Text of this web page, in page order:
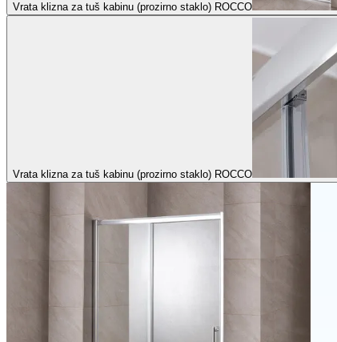
Vrata klizna za tuš kabinu (prozirno staklo) ROCCO
Vrata klizna za tuš kabinu (prozirno staklo) ROCCO